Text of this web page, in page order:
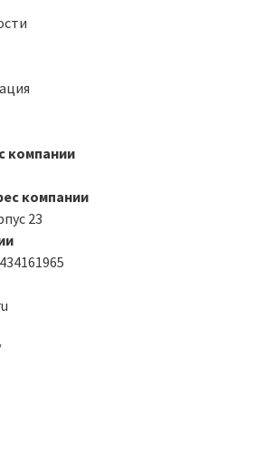
компании
компании
23